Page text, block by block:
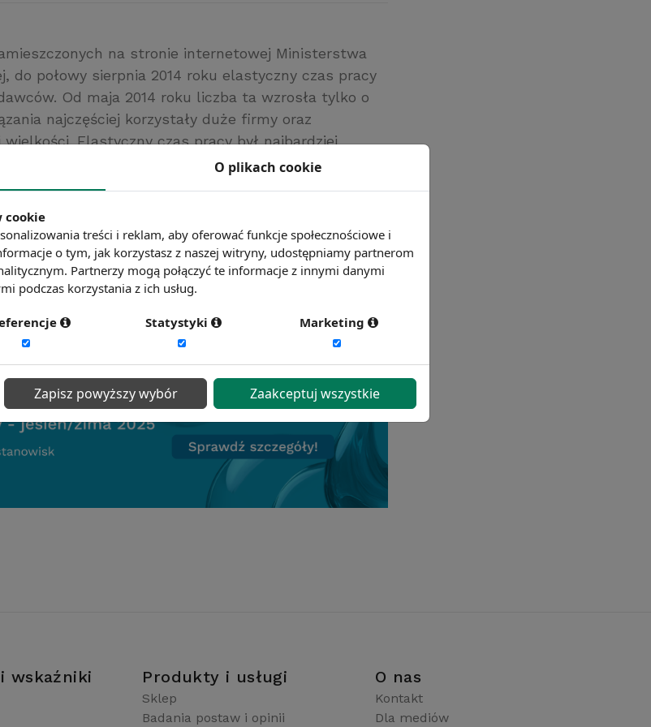
na stronie internetowej Ministerstwa
do połowy sierpnia 2014 roku elastyczny czas pracy
Od maja 2014 roku liczba ta wzrosła tylko o
najczęściej korzystały duże firmy oraz
Elastyczny czas pracy był najbardziej
zajmujących się przetwórstwem
Społecznej
więcej wiadomości
wskaźniki Produkty i usługi
Sklep
Badania postaw i opinii
O nas
Kontakt
Dla mediów
O plikach cookie
cookie
treści i reklam, aby oferować funkcje społecznościowe i
o tym, jak korzystasz z naszej witryny, udostępniamy partnerom
Partnerzy mogą połączyć te informacje z innymi danymi
podczas korzystania z ich usług.
Statystyki Marketing
Zapisz powyższy wybór Zaakceptuj wszystkie